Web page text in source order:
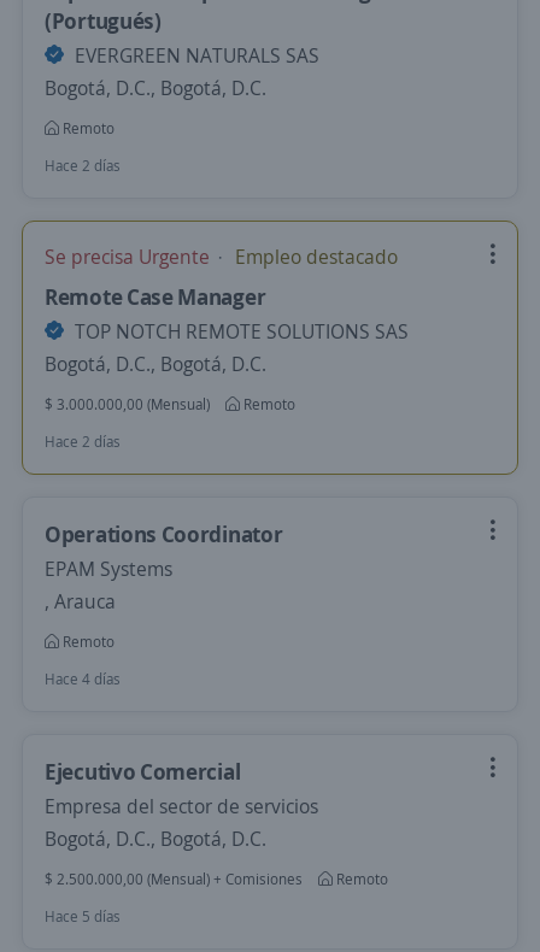
(Portugués)
EVERGREEN NATURALS SAS
Bogotá, D.C., Bogotá, D.C.
Remoto
Hace 2 días
Se precisa Urgente Empleo destacado
Remote Case Manager
TOP NOTCH REMOTE SOLUTIONS SAS
Bogotá, D.C., Bogotá, D.C.
$ 3.000.000,00 (Mensual)
Remoto
Hace 2 días
Operations Coordinator
EPAM Systems
, Arauca
Remoto
Hace 4 días
Ejecutivo Comercial
Empresa del sector de servicios
Bogotá, D.C., Bogotá, D.C.
$ 2.500.000,00 (Mensual) + Comisiones
Remoto
Hace 5 días